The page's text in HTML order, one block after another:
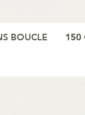
BOUCLE 150